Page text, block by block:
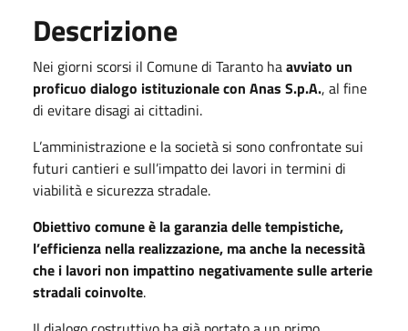
Descrizione
Nei giorni scorsi il Comune di Taranto haavviato un
proficuo dialogo istituzionale con Anas S.p.A., al fine
di evitare disagi ai cittadini.
L’amministrazione e la società si sono confrontate sui
futuri cantieri e sull’impatto dei lavori in termini di
viabilità e sicurezza stradale.
Obiettivo comune è la garanzia delle tempistiche,
l’efficienza nella realizzazione, ma anche la necessità
che i lavori non impattino negativamente sulle arterie
stradali coinvolte.